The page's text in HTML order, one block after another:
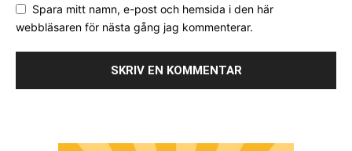
Spara mitt namn, e-post och hemsida i den här
webbläsaren för nästa gång jag kommenterar.